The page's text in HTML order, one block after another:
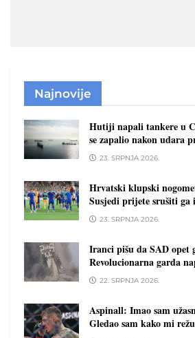
Najnovije
Hutiji napali tankere u
se zapalio nakon udara
23. SRPNJA 2026.
Hrvatski klupski
Susjedi prijete srušiti ga
23. SRPNJA 2026.
Iranci pišu da SAD opet
Revolucionarna garda
22. SRPNJA 2026.
Aspinall: Imao sam
Gledao sam kako mi